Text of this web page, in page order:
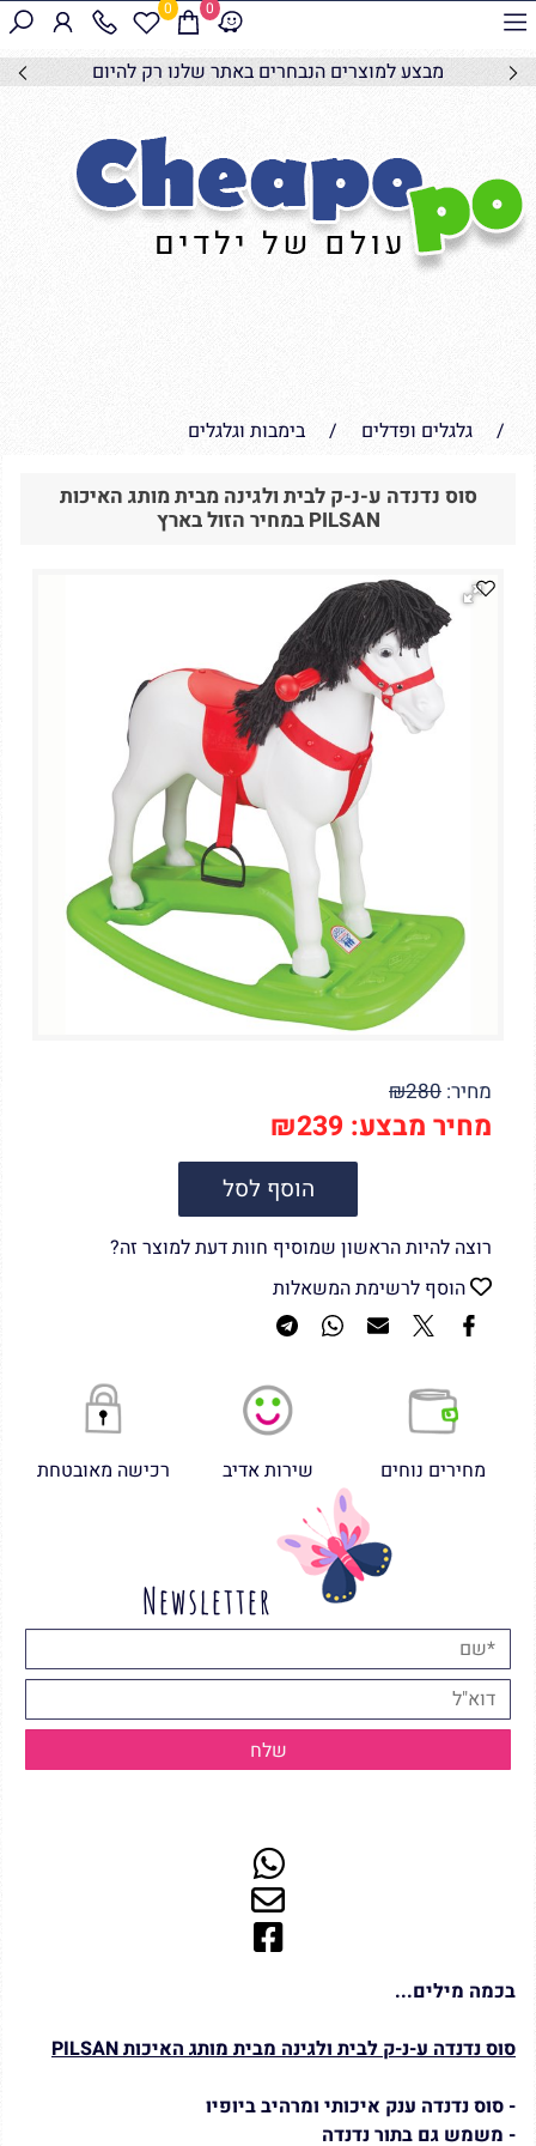
מבצע למוצרים הנבחרים באתר שלנו רק להיום
0 0
/ גלגלים ופדלים / בימבות וגלגלים
סוס נדנדה ע-נ-ק לבית ולגינה מבית מותג האיכות
PILSAN במחיר הזול בארץ
מחיר: ₪280
מחיר מבצע: ₪239
הוסף לסל
רוצה להיות הראשון שמוסיף חוות דעת למוצר זה?
הוסף לרשימת המשאלות
מחירים נוחים שירות אדיב רכישה מאובטחת
Newsletter
בכמה מילים...
סוס נדנדה ע-נ-ק לבית ולגינה מבית מותג האיכות PILSAN
- סוס נדנדה ענק איכותי ומרהיב ביופיו
- משמש גם בתור נדנדה